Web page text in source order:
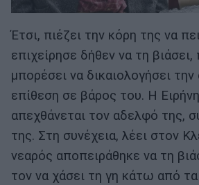
Έτσι, πιέζει την κόρη της να
επιχείρησε δήθεν να τη
μπορέσει να δικαιολογήσει την
επίθεση σε βάρος του. Η
απεχθάνεται τον αδελφό της,
της. Στη συνέχεια, λέει στον
νεαρός αποπειράθηκε να τη
τον να χάσει τη γη κάτω από